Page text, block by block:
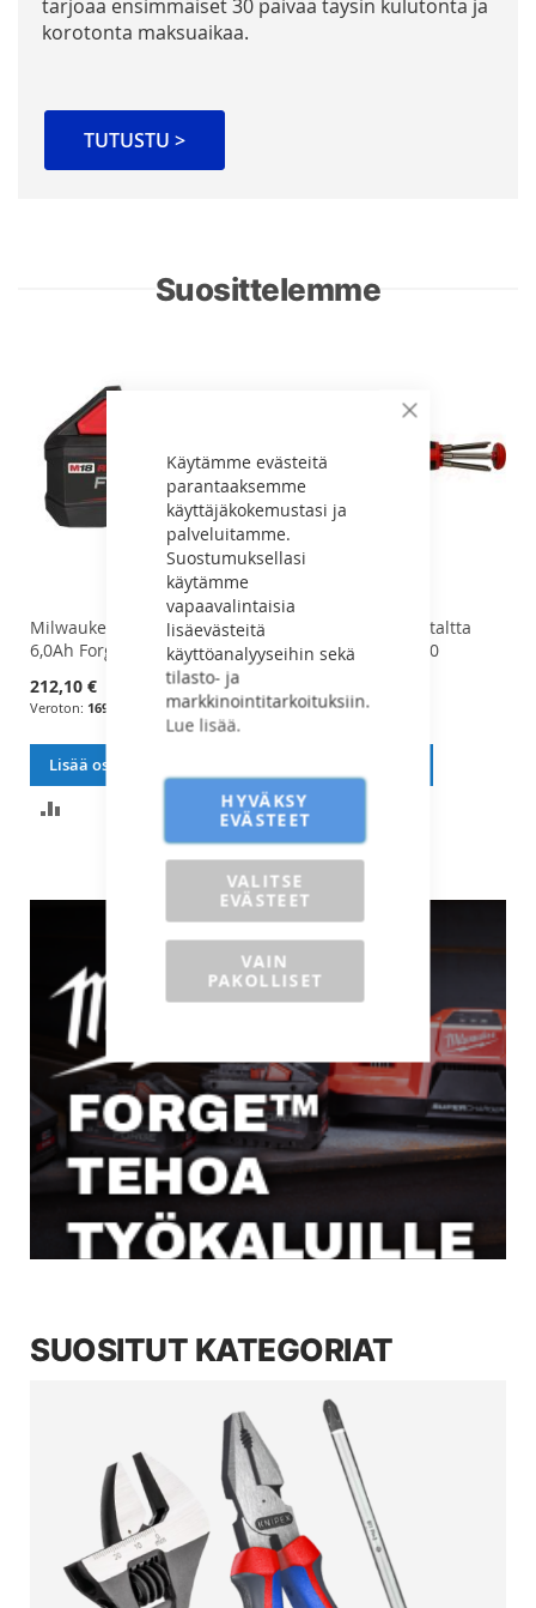
Sulje
Käytämme evästeitä
parantaaksemme
käyttäjäkokemustasi ja
palveluitamme.
Suostumuksellasi
käytämme
vapaavalintaisia
lisäevästeitä
käyttöanalyyseihin sekä
tilasto- ja
markkinointitarkoituksiin.
Lue lisää.
HYVÄKSY
EVÄSTEET
VALITSE
EVÄSTEET
VAIN
PAKOLLISET
tarjoaa ensimmäiset 30 päivää täysin kulutonta ja
korotonta maksuaikaa.
TUTUSTU >
Suosittelemme
Milwaukee Vara-akku 18V
6,0Ah Forge - 4932492533
212,10 €
169,00 €
Lisää ostoskoriin
VERTAILUUN
Wiha Torx-Bitsiruuvitaltta
70mm 6-osaa - 38590
26,61 €
LISÄÄ
VERTAILUUN
SUOSITUT KATEGORIAT